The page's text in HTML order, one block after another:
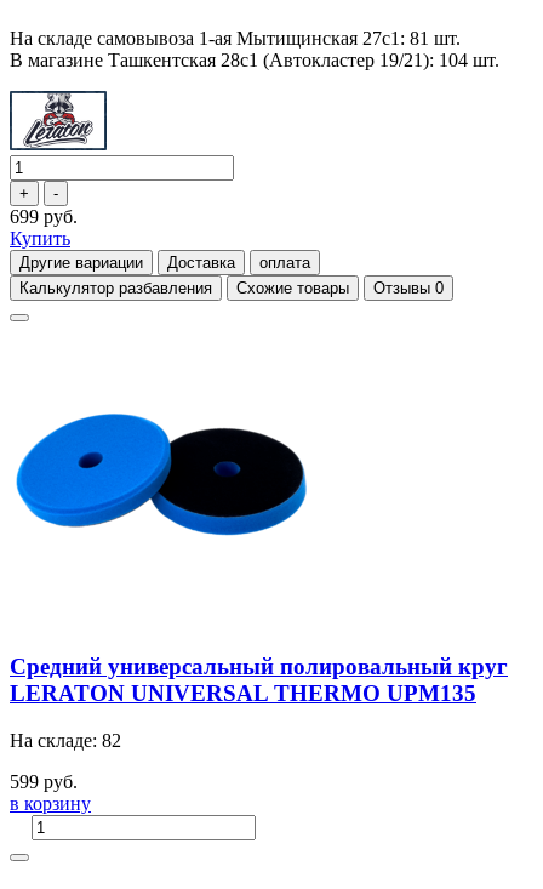
На складе самовывоза 1-ая Мытищинская 27с1: 81 шт.
В магазине Ташкентская 28с1 (Автокластер 19/21): 104 шт.
699 руб.
Купить
Другие вариации Доставка
оплата
Калькулятор разбавления
Схожие товары Отзывы 0
Средний универсальный полировальный круг
LERATON UNIVERSAL THERMO UPM135
На складе: 82
599 руб.
в корзину